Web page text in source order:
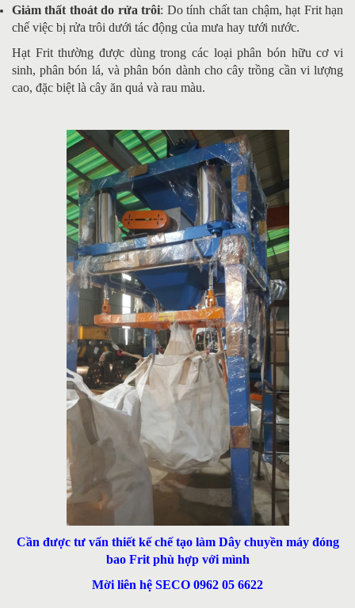
Giảm thất thoát do rửa trôi: Do tính chất tan chậm, hạt Frit hạn
chế việc bị rửa trôi dưới tác động của mưa hay tưới nước.
Hạt Frit thường được dùng trong các loại phân bón hữu cơ vi
sinh, phân bón lá, và phân bón dành cho cây trồng cần vi lượng
cao, đặc biệt là cây ăn quả và rau màu.
Cần được tư vấn thiết kế chế tạo làm Dây chuyền máy đóng
bao Frit phù hợp với mình
Mời liên hệ SECO 0962 05 6622